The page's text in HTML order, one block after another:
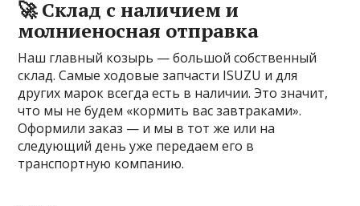
🚀 Склад с наличием и
молниеносная отправка
Наш главный козырь — большой собственный
склад. Самые ходовые запчасти ISUZU и для
других марок всегда есть в наличии. Это значит,
что мы не будем «кормить вас завтраками».
Оформили заказ — и мы в тот же или на
следующий день уже передаем его в
транспортную компанию.